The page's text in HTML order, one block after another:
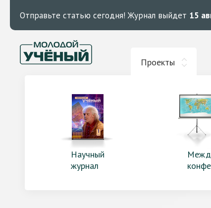
Отправьте статью сегодня! Журнал выйдет 15
Проекты
Научный
журнал